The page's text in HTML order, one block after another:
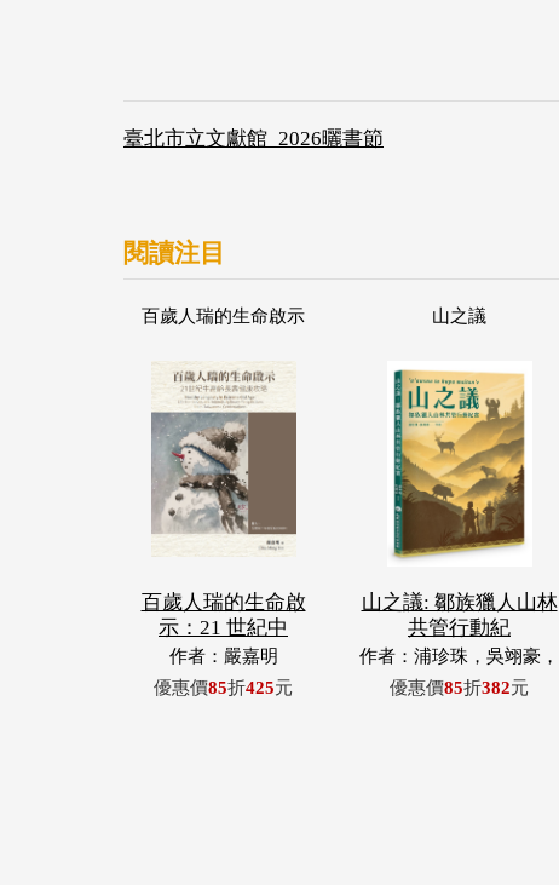
臺北市立文獻館_2026曬書節
閱讀注目
百歲人瑞的生命啟示
百歲人瑞的生命啟
示：21 世紀中
作者：嚴嘉明
優惠價85折425元
山之議
山之議: 鄒族獵人山林
共管行動紀
作者：浦珍珠，吳翊豪，
呂翊齊，張惠東，許玉
優惠價85折382元